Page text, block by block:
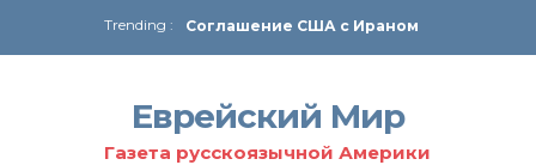
Trending :
Соглашение США с Ираном
Технология Революции в Иране
От Ирана до Ливана и Газы
Еврейский Мир
Газета русскоязычной Америки